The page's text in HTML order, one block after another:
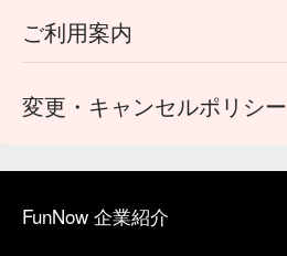
ご利用案内
変更・キャンセルポリシー
FunNow 企業紹介